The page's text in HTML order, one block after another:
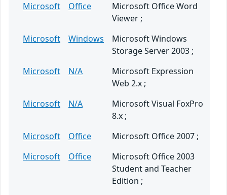
Microsoft
Office
Microsoft Office Word
Viewer ;
Microsoft
Windows
Microsoft Windows
Storage Server 2003 ;
Microsoft
N/A
Microsoft Expression
Web 2.x ;
Microsoft
N/A
Microsoft Visual FoxPro
8.x ;
Microsoft
Office
Microsoft Office 2007 ;
Microsoft
Office
Microsoft Office 2003
Student and Teacher
Edition ;